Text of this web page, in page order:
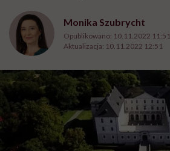
Monika Szubrycht
Opublikowano: 10.11.2022 11:51
Aktualizacja: 10.11.2022 12:51